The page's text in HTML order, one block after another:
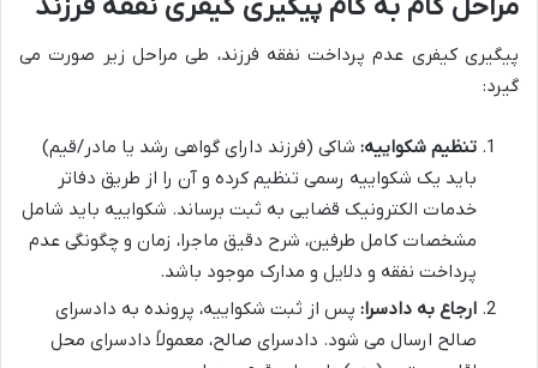
پیگیری کیفری عدم پرداخت نفقه فرزند، طی مراحل زیر صورت می
گیرد:
تنظیم شکواییه: شاکی (فرزند دارای گواهی رشد یا مادر/قیم)
باید یک شکواییه رسمی تنظیم کرده و آن را از طریق دفاتر
خدمات الکترونیک قضایی به ثبت برساند. شکواییه باید شامل
مشخصات کامل طرفین، شرح دقیق ماجرا، زمان و چگونگی عدم
پرداخت نفقه و دلایل و مدارک موجود باشد.
ارجاع به دادسرا: پس از ثبت شکواییه، پرونده به دادسرای
صالح ارسال می شود. دادسرای صالح، معمولاً دادسرای محل